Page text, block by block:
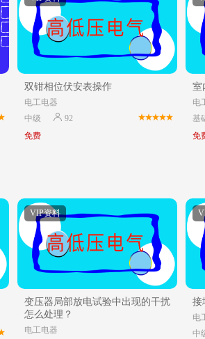
双钳相位伏安表操作
电工电器
中级
92
免费
室
电
基
免
VIP资料
变压器局部放电试验中出现的干扰
怎么处理？
电工电器
接
电
中